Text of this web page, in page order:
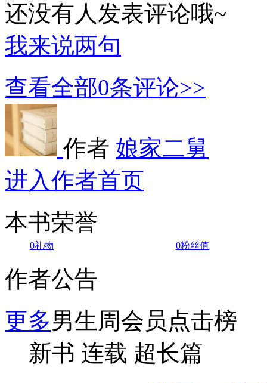
还没有人发表评论哦~
我来说两句
查看全部0条评论>>
作者 娘家二舅
进入作者首页
本书荣誉
0礼物 0粉丝值
作者公告
更多男生周会员点击榜
新书 连载 超长篇